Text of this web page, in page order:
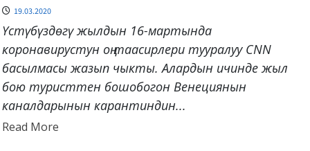
19.03.2020
Үстүбүздөгү жылдын 16-мартында
коронавирустун оң таасирлери тууралуу CNN
басылмасы жазып чыкты. Алардын ичинде жыл
бою туристтен бошобогон Венециянын
каналдарынын карантиндин...
Read MoreRead